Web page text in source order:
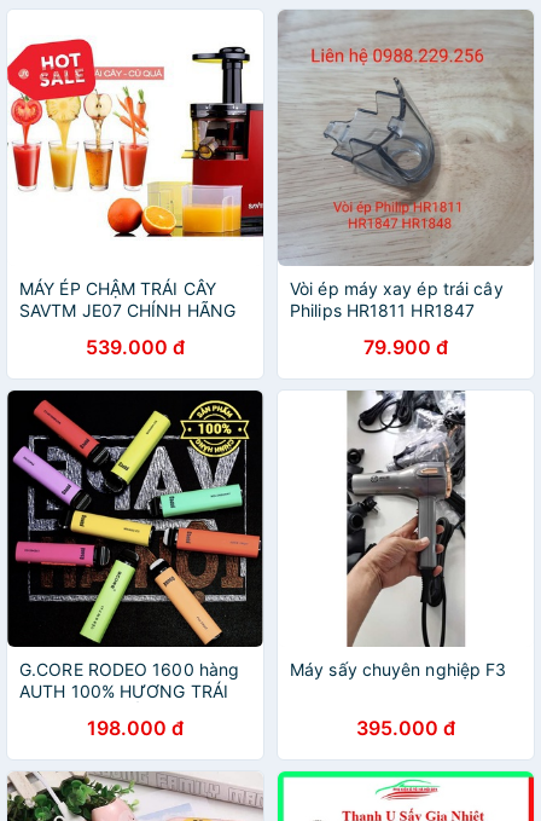
MÁY ÉP CHẬM TRÁI CÂY
SAVTM JE07 CHÍNH HÃNG
539.000 đ
Vòi ép máy xay ép trái cây
Philips HR1811 HR1847
79.900 đ
G.CORE RODEO 1600 hàng
AUTH 100% HƯƠNG TRÁI
198.000 đ
Máy sấy chuyên nghiệp F3
395.000 đ